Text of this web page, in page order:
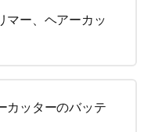
マー、ヘアーカッ
カッターのバッテ